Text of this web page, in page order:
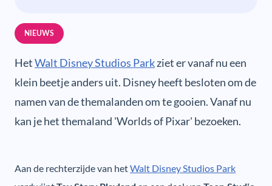
NIEUWS
HetWalt Disney Studios Parkziet er vanaf nu een
klein beetje anders uit. Disney heeft besloten om de
namen van de themalanden om te gooien. Vanaf nu
kan je het themaland 'Worlds of Pixar' bezoeken.
Aan de rechterzijde van hetWalt Disney Studios Park